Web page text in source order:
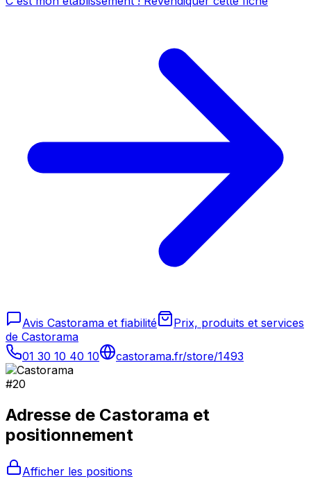
Avis Castorama et fiabilité
Prix, produits et services
de Castorama
01 30 10 40 10
castorama.fr/store/1493
#20
Adresse de Castorama et
positionnement
Afficher les positions